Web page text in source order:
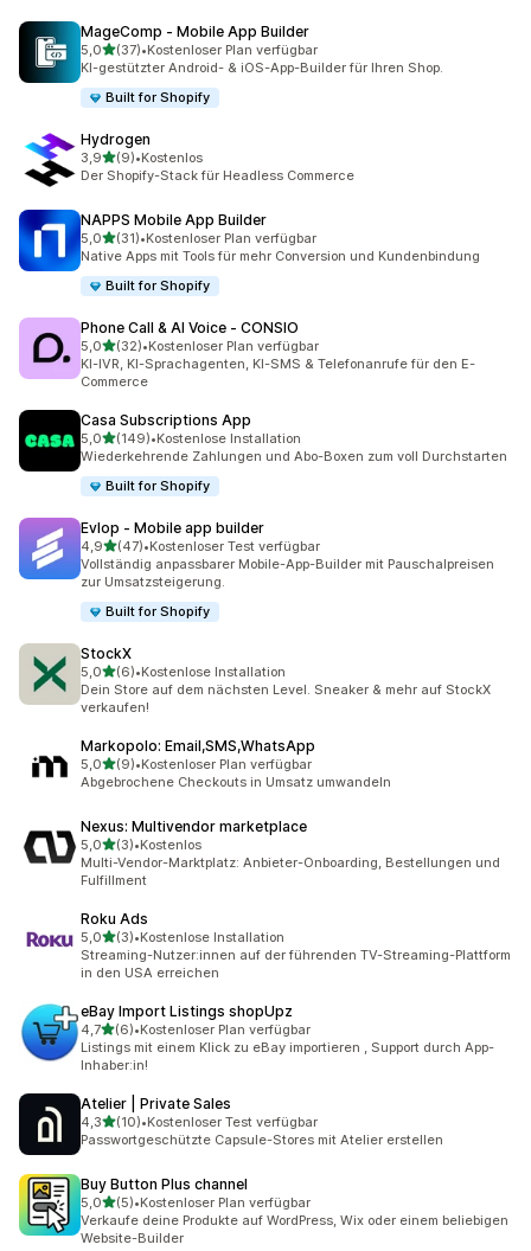
MageComp ‑ Mobile App Builder
5,0von 5 Sternen
(37)
37 Rezensionen insgesamt
•Kostenloser Plan verfügbar
KI-gestützter Android- & iOS-App-Builder für Ihren Shop.
Built for Shopify
Hydrogen
3,9von 5 Sternen
(9)
9 Rezensionen insgesamt
•Kostenlos
Der Shopify-Stack für Headless Commerce
NAPPS Mobile App Builder
5,0von 5 Sternen
(31)
31 Rezensionen insgesamt
•Kostenloser Plan verfügbar
Native Apps mit Tools für mehr Conversion und Kundenbindung
Built for Shopify
Phone Call & AI Voice ‑ CONSIO
5,0von 5 Sternen
(32)
32 Rezensionen insgesamt
•Kostenloser Plan verfügbar
KI-IVR, KI-Sprachagenten, KI-SMS & Telefonanrufe für den E-
Commerce
Casa Subscriptions App
5,0von 5 Sternen
(149)
149 Rezensionen insgesamt
•Kostenlose Installation
Wiederkehrende Zahlungen und Abo-Boxen zum voll Durchstarten
Built for Shopify
Evlop ‑ Mobile app builder
4,9von 5 Sternen
(47)
47 Rezensionen insgesamt
•Kostenloser Test verfügbar
Vollständig anpassbarer Mobile-App-Builder mit Pauschalpreisen
zur Umsatzsteigerung.
Built for Shopify
StockX
5,0von 5 Sternen
(6)
6 Rezensionen insgesamt
•Kostenlose Installation
Dein Store auf dem nächsten Level. Sneaker & mehr auf StockX
verkaufen!
Markopolo: Email,SMS,WhatsApp
5,0von 5 Sternen
(9)
9 Rezensionen insgesamt
•Kostenloser Plan verfügbar
Abgebrochene Checkouts in Umsatz umwandeln
Nexus: Multivendor marketplace
5,0von 5 Sternen
(3)
3 Rezensionen insgesamt
•Kostenlos
Multi-Vendor-Marktplatz: Anbieter-Onboarding, Bestellungen und
Fulfillment
Roku Ads
5,0von 5 Sternen
(3)
3 Rezensionen insgesamt
•Kostenlose Installation
Streaming-Nutzer:innen auf der führenden TV-Streaming-Plattform
in den USA erreichen
eBay Import Listings shopUpz
4,7von 5 Sternen
(6)
6 Rezensionen insgesamt
•Kostenloser Plan verfügbar
Listings mit einem Klick zu eBay importieren , Support durch App-
Inhaber:in!
Atelier | Private Sales
4,3von 5 Sternen
(10)
10 Rezensionen insgesamt
•Kostenloser Test verfügbar
Passwortgeschützte Capsule-Stores mit Atelier erstellen
Buy Button Plus channel
5,0von 5 Sternen
(5)
5 Rezensionen insgesamt
•Kostenloser Plan verfügbar
Verkaufe deine Produkte auf WordPress, Wix oder einem beliebigen
Website-Builder